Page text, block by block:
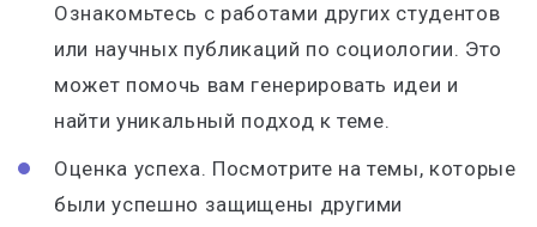
Ознакомьтесь с работами других студентов
или научных публикаций по социологии. Это
может помочь вам генерировать идеи и
найти уникальный подход к теме.
Оценка успеха. Посмотрите на темы, которые
были успешно защищены другими